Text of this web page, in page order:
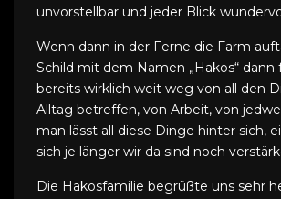
unvorstellbar und jeder Blick
Wenn dann in der Ferne die Farm
Schild mit dem Namen „Hakos“ dann
bereits wirklich weit weg von all den
Alltag betreffen, von Arbeit, von
man lässt all diese Dinge hinter sich,
sich je länger wir da sind noch
Die Hakosfamilie begrüßte uns sehr